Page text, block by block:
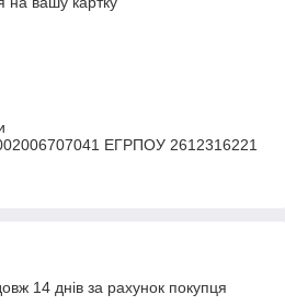
ЕГРПОУ 2612316221
14 днів за рахунок покупця